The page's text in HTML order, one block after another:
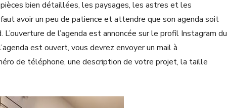
bien détaillées, les paysages, les astres et les
avoir un peu de patience et attendre que son agenda soit
de l’agenda est annoncée sur le profil Instagram du
est ouvert, vous devrez envoyer un mail à
de téléphone, une description de votre projet, la taille